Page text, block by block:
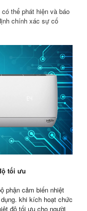
thể phát hiện và báo
chính xác sự cố
tối ưu
phận cảm biến nhiệt
khi kích hoạt chức
độ tối ưu cho người